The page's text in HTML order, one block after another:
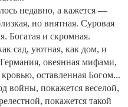
недавно, а кажется —
но внятная. Суровая
Богатая и скромная.
сад, уютная, как дом, и
овеянная мифами,
оставленная Богом...
войны, покажется веселой,
покажется такой